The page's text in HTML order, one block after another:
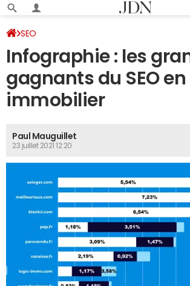
SEO
Infographie : les
gagnants du SEO en
immobilier
Paul Mauguillet
23 juillet 2021 12:20